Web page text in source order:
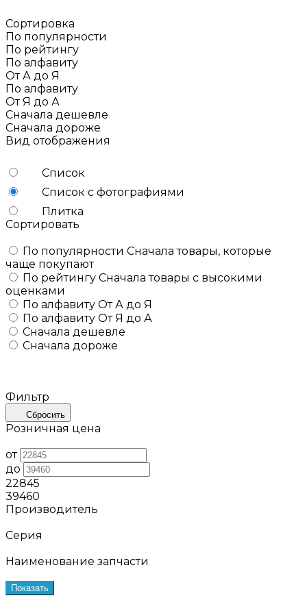
Сортировка
По популярности
По рейтингу
По алфавиту
От А до Я
По алфавиту
От Я до А
Сначала дешевле
Сначала дороже
Вид отображения
Список
Список с фотографиями
Плитка
Сортировать
По популярности Сначала товары, которые
чаще покупают
По рейтингу Сначала товары с высокими
оценками
По алфавиту От А до Я
По алфавиту От Я до А
Сначала дешевле
Сначала дороже
Фильтр
Сбросить
Розничная цена
от
до
22845
39460
Производитель
Серия
Наименование запчасти
Показать